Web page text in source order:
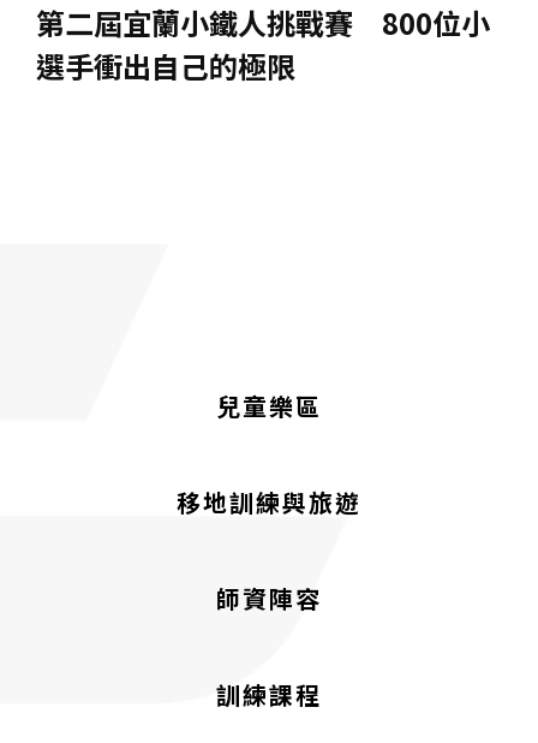
第二屆宜蘭小鐵人挑戰賽 800位小
選手衝出自己的極限
兒童樂區
移地訓練與旅遊
師資陣容
訓練課程